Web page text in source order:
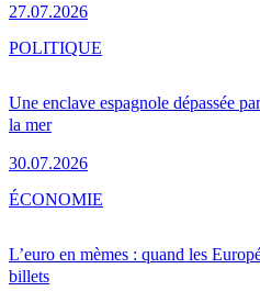
27.07.2026
Une enclave espagnole dépassée
la mer
30.07.2026
POLITIQUE
L’euro en mèmes : quand les
billets
ÉCONOMIE